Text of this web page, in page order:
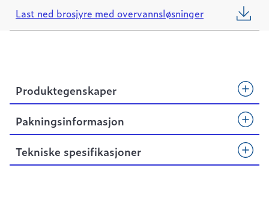
Last ned brosjyre med overvannsløsninger
Produktegenskaper
Pakningsinformasjon
Tekniske spesifikasjoner